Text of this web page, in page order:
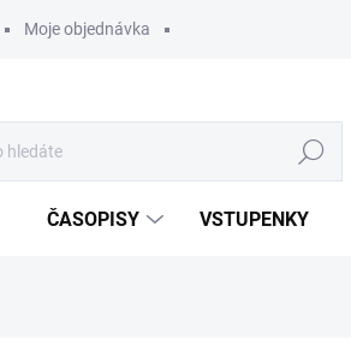
Moje objednávka
Hledat
ČASOPISY VSTUPENKY